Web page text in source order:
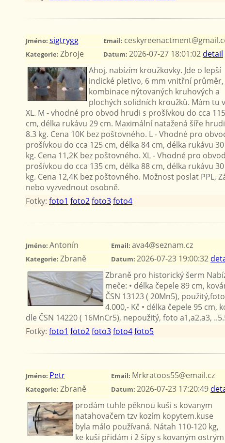
Jméno: sigtrygg Email:
Kategorie: Zbroje Datum: 2026-07-27 18:01:02 detail
Ahoj, nabízím kroužkovky. Jde o lepší
indické pletivo, 6 mm vnitřní průměr,
kombinace nýtovaných kruhových a
plochých solidních kroužků. Mám tu
XL. M - vhodné pro obvod hrudi s prošívkou do cca
cm, délka rukávu 29 cm. Maximální natažená šíře
8.3 kg. Cena 10K bez poštovného. L - Vhodné pro
prošívkou do cca 125 cm, délka 84 cm, délka rukávu
kg. Cena 11,2K bez poštovného. XL - Vhodné pro
prošívkou do cca 135 cm, délka 88 cm, délka rukávu 30
kg. Cena 12,4K bez poštovného. Možnost poslat PPL,
nebo vyzvednout osobně.
Fotky: foto1 foto2foto3foto4
Jméno: Antonín Email: ava4@seznam.cz
Kategorie: Zbraně Datum: 2026-07-23 19:00:32
Zbraně pro historický šerm
meče: • délka čepele 89 cm,
ČSN 13123 ( 20Mn5),
4.000,- Kč • délka čepele 95 cm,
dle ČSN 14220 ( 16MnCr5), nepoužitý, foto a1,a2.a3,
Fotky: foto1 foto2foto3foto4foto5
Jméno: Petr Email: Mrkratoos55@email.cz
Kategorie: Zbraně Datum: 2026-07-23 17:20:49
prodám tuhle pěknou kuši s kovanym
natahovačem tzv kozím kopytem.kuse
byla málo používaná. Nátah 110-120 kg,
ke kuši přidám i 2 šípy s kovaným